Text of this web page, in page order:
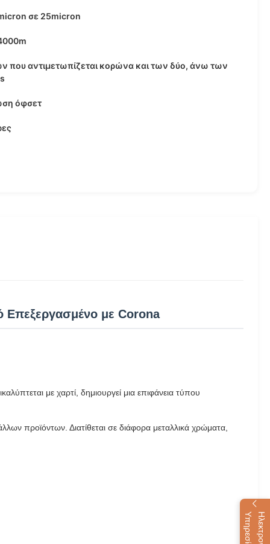
α
σε 25micron
που αντιμετωπίζεται κορώνα και των δύο, άνω των
όφσετ
Επεξεργασμένο με Corona
με χαρτί, δημιουργεί μια επιφάνεια τύπου
προϊόντων. Διατίθεται σε διάφορα μεταλλικά χρώματα,